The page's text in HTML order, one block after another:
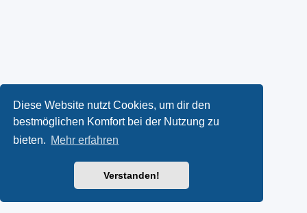
Diese Website nutzt Cookies, um dir den
bestmöglichen Komfort bei der Nutzung zu
bieten. Mehr erfahren
Verstanden!